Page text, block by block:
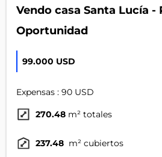
Vendo casa Santa Lucía -
Oportunidad
99.000 USD
Expensas : 90 USD
270.48 m² totales
237.48 m² cubiertos